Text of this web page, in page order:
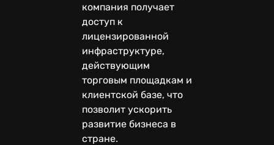
компания получает
доступ к
лицензированной
инфраструктуре,
действующим
торговым площадкам и
клиентской базе, что
позволит ускорить
развитие бизнеса в
стране.